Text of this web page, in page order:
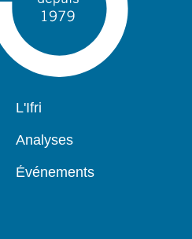
Navigation
L'Ifri
Analyses
Événements